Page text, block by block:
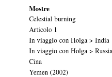
Mostre
Celestial burning
Articolo 1
In viaggio con Holga > India
In viaggio con Holga > Russia
Cina
Yemen (2002)